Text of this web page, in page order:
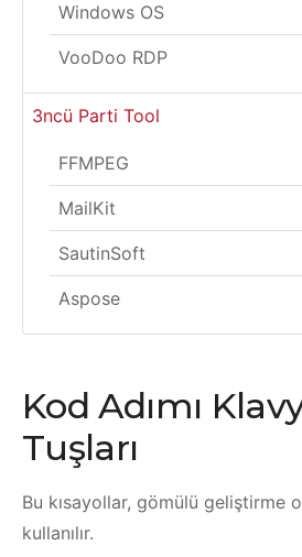
Windows OS
VooDoo RDP
3ncü Parti Tool
FFMPEG
MailKit
SautinSoft
Aspose
Kod Adımı
Tuşları
Bu kısayollar, gömülü geliştirme
kullanılır.